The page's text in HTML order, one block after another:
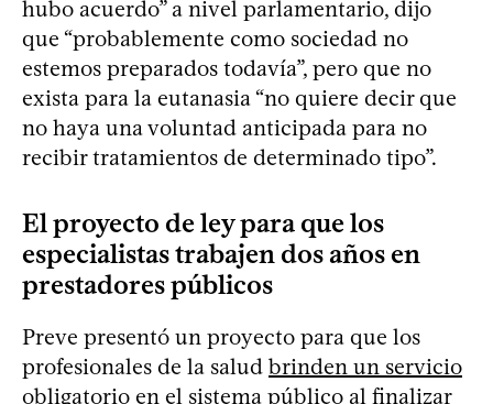
hubo acuerdo” a nivel parlamentario, dijo
que “probablemente como sociedad no
estemos preparados todavía”, pero que no
exista para la eutanasia “no quiere decir que
no haya una voluntad anticipada para no
recibir tratamientos de determinado tipo”.
El proyecto de ley para que los
especialistas trabajen dos años en
prestadores públicos
Preve presentó un proyecto para que los
profesionales de la salud brinden un servicio
obligatorio en el sistema público al finalizar